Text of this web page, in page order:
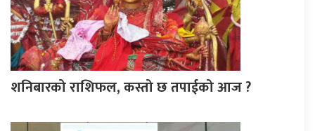
शनिबारको राशिफल, कस्तो छ तपाईको आज ?